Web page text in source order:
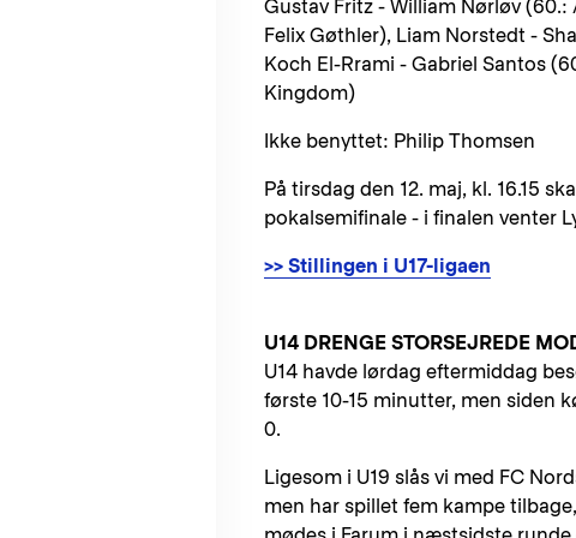
Gustav Fritz - William Nørløv
Felix Gøthler), Liam Norstedt -
Koch El-Rrami - Gabriel Santos
Kingdom)
Ikke benyttet: Philip Thomsen
På tirsdag den 12. maj, kl. 16.15
pokalsemifinale - i finalen venter
>> Stillingen i U17-ligaen
U14 DRENGE STORSEJREDE
U14 havde lørdag eftermiddag
første 10-15 minutter, men siden
0.
Ligesom i U19 slås vi med FC
men har spillet fem kampe